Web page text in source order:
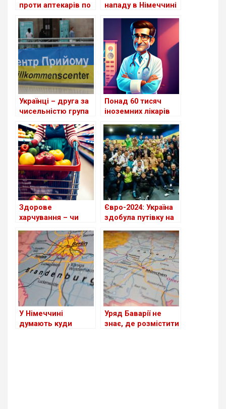
проти аптекарів по
нападу в Німеччині
український
баскетболіст
Українці – друга за
чисельністю група
Понад 60 тисяч
іноземних лікарів
Німеччині
Здорове
харчування – чи
межах бюджету?
Євро-2024: Україна
здобула путівку на
обіцяє захист
збірній у Німеччині
У Німеччині
думають куди
Уряд Баварії не
знає, де розмістити